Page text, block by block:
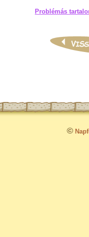
Problémás
©